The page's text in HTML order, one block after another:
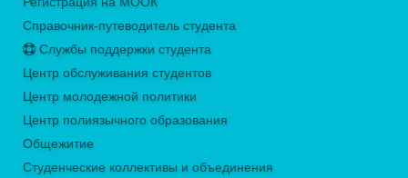
Справочник-путеводитель студента
Службы поддержки студента
Центр обслуживания студентов
Центр молодежной политики
Центр полиязычного образования
Общежитие
Студенческие коллективы и объединения